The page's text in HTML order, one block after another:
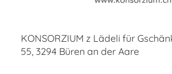
KONSORZIUM z Lädeli für
55, 3294 Büren an der Aare